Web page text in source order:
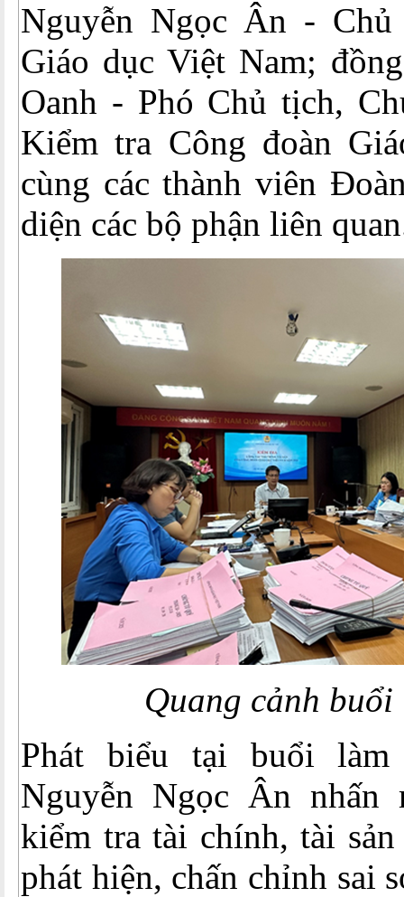
Nguyễn Ngọc Ân -
Giáo dục Việt Nam;
Oanh - Phó Chủ tịch,
Kiểm tra Công đoàn
cùng các thành viên
diện các bộ phận liên
Quang cảnh buổi
Phát biểu tại buổi
Nguyễn Ngọc Ân nhấn
kiểm tra tài chính, tài
phát hiện, chấn chỉnh sai